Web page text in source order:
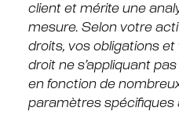
client et mérite une
mesure. Selon votre
droits, vos obligations
droit ne s’appliquant
en fonction de
paramètres spécifiques